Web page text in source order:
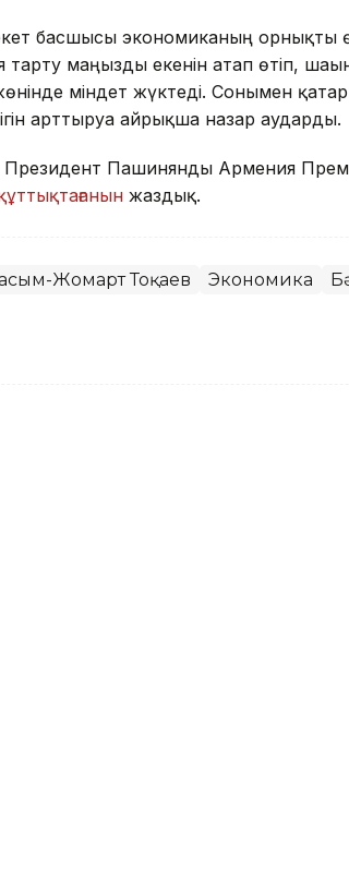
басшысы экономиканың орнықты
тарту маңызды екенін атап өтіп,
міндет жүктеді. Сонымен
арттыруға айрықша назар аударды.
Президент Пашинянды Армения
жаздық.
Жомарт Тоқаев Экономика